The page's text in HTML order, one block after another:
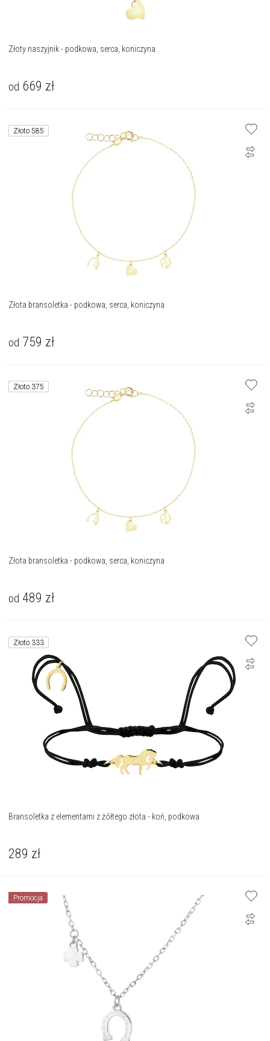
Złoty naszyjnik - podkowa, serca, koniczyna
od 669 zł
Złoto 585
Złota bransoletka - podkowa, serca, koniczyna
od 759 zł
Złoto 375
Złota bransoletka - podkowa, serca, koniczyna
od 489 zł
Złoto 333
Bransoletka z elementami z żółtego złota - koń, podkowa
289 zł
Promocja